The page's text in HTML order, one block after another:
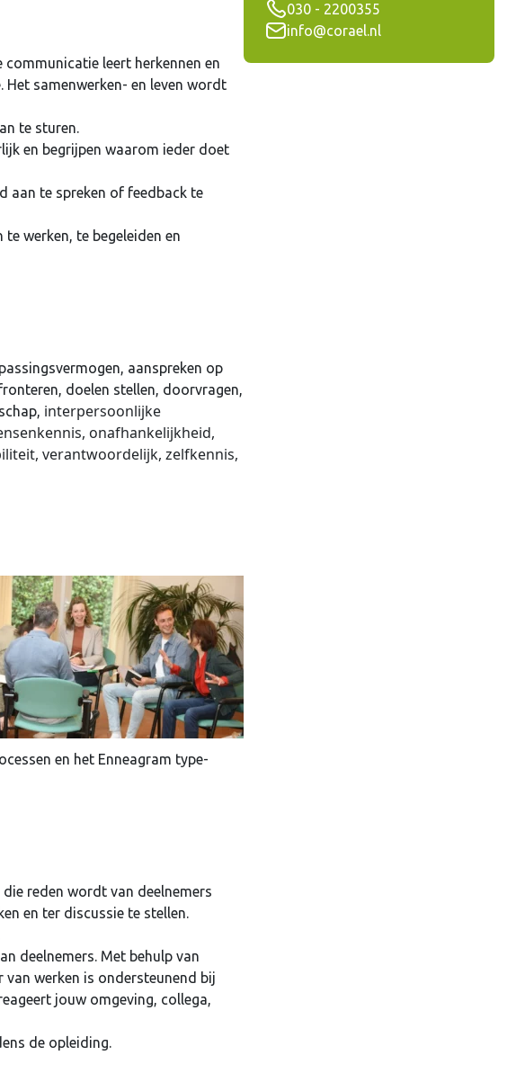
leert herkennen en
samenwerken- en leven wordt
te sturen.
en begrijpen waarom ieder doet
aan te spreken of feedback te
werken, te begeleiden en
aanspreken op
doelen stellen, doorvragen,
interpersoonlijke
onafhankelijkheid,
verantwoordelijk, zelfkennis,
en het Enneagram type-
reden wordt van deelnemers
en ter discussie te stellen.
deelnemers. Met behulp van
werken is ondersteunend bij
jouw omgeving, collega,
de opleiding.
030 - 2200355
info@corael.nl